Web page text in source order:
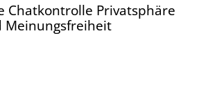
Chatkontrolle Privatsphäre
Meinungsfreiheit